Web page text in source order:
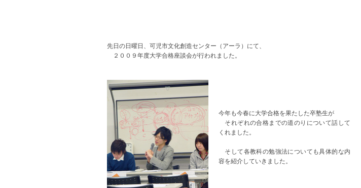
先日の日曜日、可児市文化創造センター（アーラ）にて、
２００９年度大学合格座談会が行われました。
今年も今春に大学合格を果たした卒塾生が
それぞれの合格までの道のりについて話して
くれました。
そして各教科の勉強法についても具体的な内
容を紹介していきました。